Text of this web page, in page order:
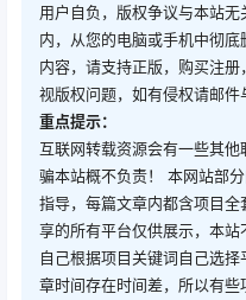
用户自负，版权争议与本站
内，从您的电脑或手机中彻
内容，请支持正版，购买注
视版权问题，如有侵权请邮件
重点提示：
互联网转载资源会有一些其
骗本站概不负责！ 本网站部
指导，每篇文章内都含项目
享的所有平台仅供展示，本
自己根据项目关键词自己选
章时间存在时间差，所以有